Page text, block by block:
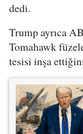
dedi.
Trump ayrıca
Tomahawk
tesisi inşa